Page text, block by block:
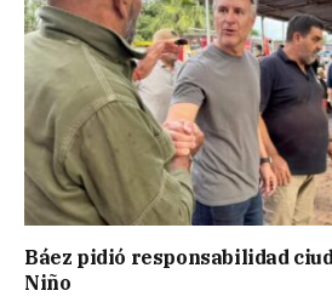
Báez pidió responsabilidad
Niño